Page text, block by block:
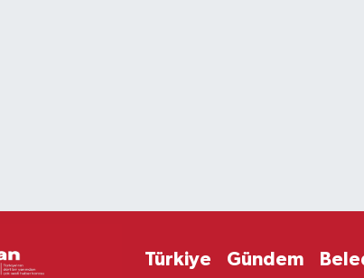
Türkiye Gündem